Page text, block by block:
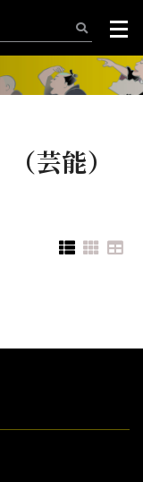
芸能）